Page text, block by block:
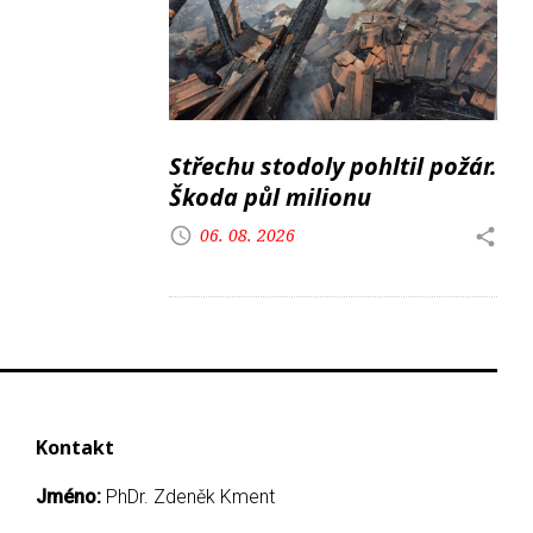
Střechu stodoly pohltil požár.
Škoda půl milionu
06. 08. 2026
Kontakt
Jméno: PhDr. Zdeněk Kment